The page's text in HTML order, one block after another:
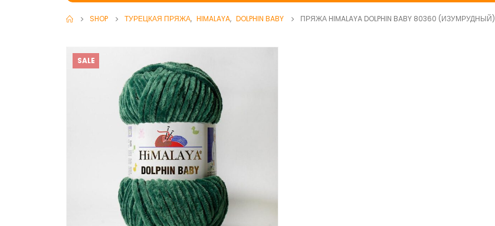
SHOP ТУРЕЦКАЯ ПРЯЖА, HIMALAYA, DOLPHIN BABY ПРЯЖА HIMALAYA DOLPHIN BABY 80360 (ИЗУМРУДНЫЙ)
SALE